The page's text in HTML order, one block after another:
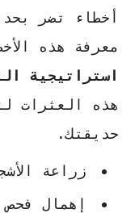
أخطاء تضر
معرفة هذه
استراتيجية
هذه العثرات
حديقتك.
زراعة
إهمال